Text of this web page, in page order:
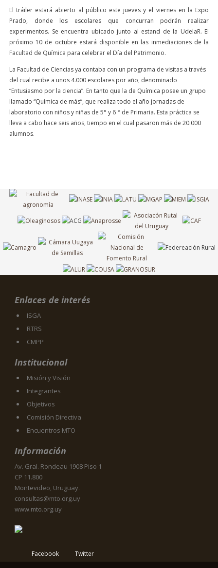
El tráiler estará abierto al público este jueves y el viernes en la Expo
Prado, donde los escolares que concurran podrán realizar
experimentos. Se encuentra ubicado junto al estand de la UdelaR. El
próximo 10 de octubre estará disponible en las inmediaciones de la
Facultad de Química para celebrar el Día del Patrimonio.
La Facultad de Ciencias ya contaba con un programa de visitas a través
del cual recibe a unos 4.000 escolares por año, denominado
“Entusiasmo por la ciencia”. En tanto que la de Química posee un grupo
llamado “Química de más”, que realiza todo el año jornadas de
laboratorio con niños y niñas de 5° y 6 ° de Primaria. Esta práctica se
lleva a cabo hace seis años, tiempo en el cual pasaron más de 20.000
alumnos.
Enlaces de interés
ISGA
RTRS
CMPP
Institucional
Misión y Visión
Integrantes
Objetivos
Comisión Directiva
Encuentros MTO
Información
Av. Gral. Rondeau 1908 Piso 1
CP 11.800
Montevideo, Uruguay.
consultas@mto.org.uy
www.mto.org.uy
Facebook Twitter